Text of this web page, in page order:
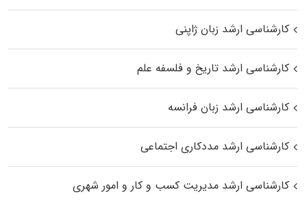
کارشناسی ارشد زبان ژاپنی
کارشناسی ارشد تاریخ و فلسفه علم
کارشناسی ارشد زبان فرانسه
کارشناسی ارشد مددکاری اجتماعی
کارشناسی ارشد مدیریت کسب و کار و امور شهری